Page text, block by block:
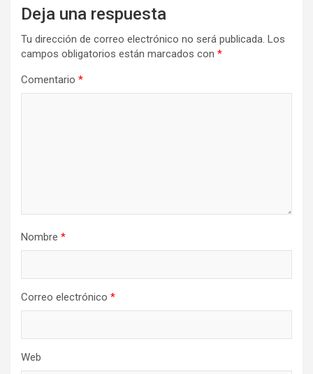
Deja una respuesta
Tu dirección de correo electrónico no será publicada. Los
campos obligatorios están marcados con *
Comentario *
Nombre *
Correo electrónico *
Web